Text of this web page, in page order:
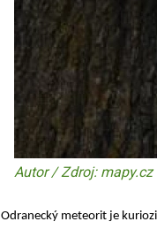
Autor / Zdroj: mapy.cz
Odranecký meteorit je